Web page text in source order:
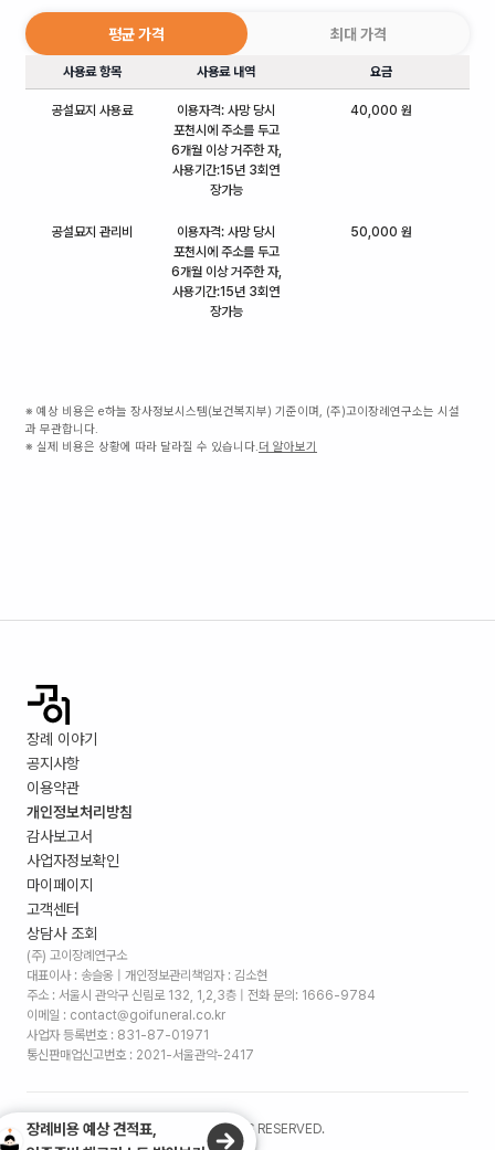
평균 가격 최대 가격
사용료 항목 사용료 내역 요금
공설묘지 사용료
이용자격: 사망 당시
포천시에 주소를 두고
6개월 이상 거주한 자,
사용기간:15년 3회연
장가능
40,000 원
공설묘지 관리비
이용자격: 사망 당시
포천시에 주소를 두고
6개월 이상 거주한 자,
사용기간:15년 3회연
장가능
50,000 원
※ 예상 비용은 e하늘 장사정보시스템(보건복지부) 기준이며, (주)고이장례연구소는 시설
과 무관합니다.
※ 실제 비용은 상황에 따라 달라질 수 있습니다.더 알아보기
장례 이야기
공지사항
이용약관
개인정보처리방침
감사보고서
사업자정보확인
마이페이지
고객센터
상담사 조회
(주) 고이장례연구소
대표이사 : 송슬옹 | 개인정보관리책임자 : 김소현
주소 : 서울시 관악구 신림로 132, 1,2,3층 | 전화 문의: 1666-9784
이메일 : contact@goifuneral.co.kr
사업자 등록번호 : 831-87-01971
통신판매업신고번호 : 2021-서울관악-2417
©2026. (주)고이장례연구소 ALL RIGHTS RESERVED.
장례비용 예상 견적표,